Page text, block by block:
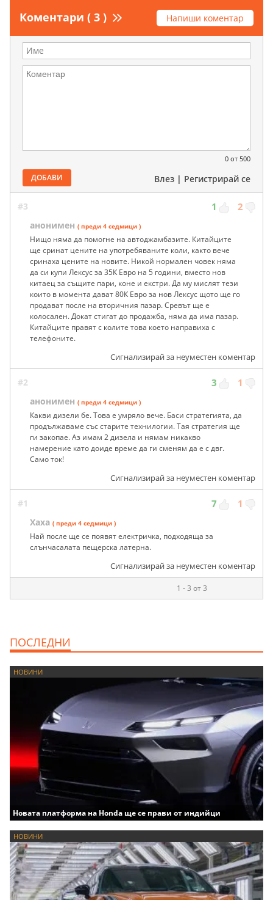
Коментари ( 3 ) Напиши коментар
0 от 500
ДОБАВИ Влез | Регистрирай се
#3 1 2
анонимен ( преди 4 седмици )
Нищо няма да помогне на автоджамбазите. Китайците
ще сринат цените на употребяваните коли, както вече
сринаха цените на новите. Никой нормален човек няма
да си купи Лексус за 35К Евро на 5 години, вместо нов
китаец за същите пари, коне и екстри. Да му мислят тези
които в момента дават 80К Евро за нов Лексус щото ще го
продават после на вторичния пазар. Сревът ще е
колосален. Докат стигат до продажба, няма да има пазар.
Китайците правят с колите това което направиха с
телефоните.
Сигнализирай за неуместен коментар
#2 3 1
анонимен ( преди 4 седмици )
Какви дизели бе. Това е умряло вече. Баси стратегията, да
продължаваме със старите технилогии. Тая стратегия ще
ги закопае. Аз имам 2 дизела и нямам никакво
намерение като доиде време да ги сменям да е с двг.
Само ток!
Сигнализирай за неуместен коментар
#1 7 1
Хаха ( преди 4 седмици )
Най после ще се появят електричка, подходяща за
слънчасалата пещерска латерна.
Сигнализирай за неуместен коментар
1 - 3 от 3
ПОСЛЕДНИ
НОВИНИ
Новата платформа на Honda ще се прави от индийци
НОВИНИ